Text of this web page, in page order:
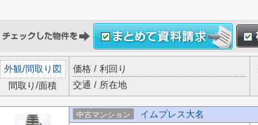
外観/間取り図
間取り/面積
価格 / 利回り
交通 / 所在地
中古マンション イムプレス大名